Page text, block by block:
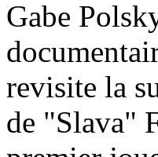
Gabe
revisite la
de "Slava"